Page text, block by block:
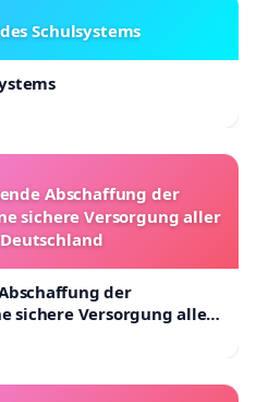
Schulsystems
Abschaffung der
sichere Versorgung aller
der
sichere Versorgung aller